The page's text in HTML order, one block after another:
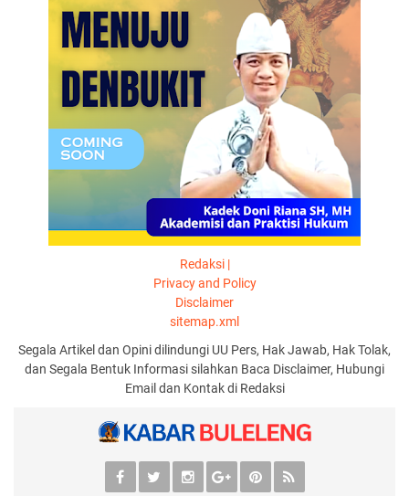
Redaksi |
Privacy and Policy
Disclaimer
sitemap.xml
Segala Artikel dan Opini dilindungi UU Pers, Hak Jawab, Hak Tolak,
dan Segala Bentuk Informasi silahkan Baca Disclaimer, Hubungi
Email dan Kontak di Redaksi